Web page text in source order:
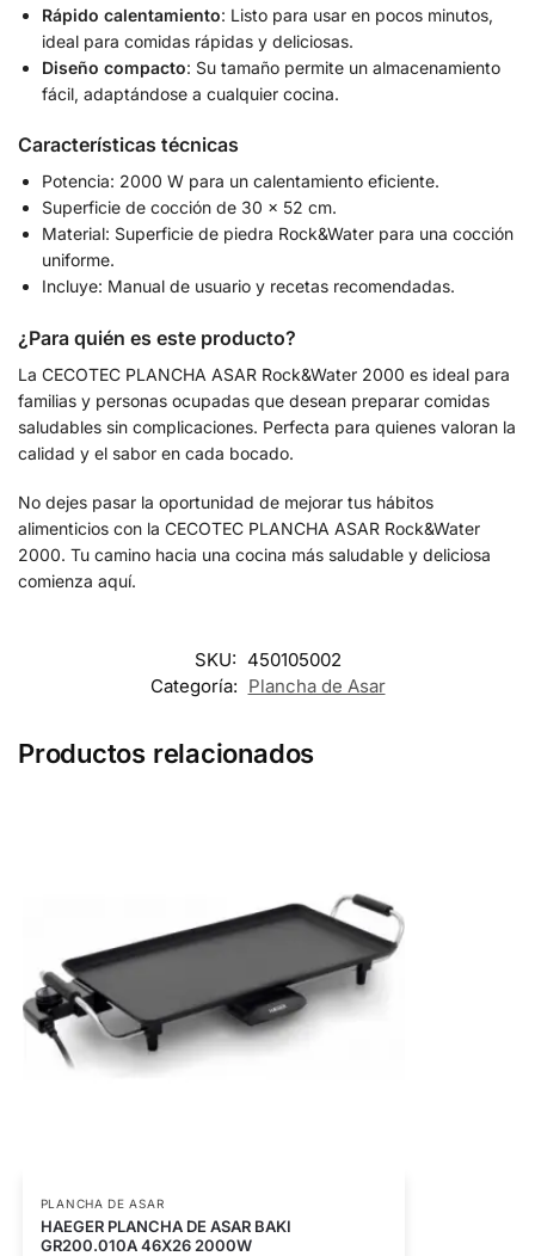
Rápido calentamiento: Listo para usar en pocos minutos,
ideal para comidas rápidas y deliciosas.
Diseño compacto: Su tamaño permite un almacenamiento
fácil, adaptándose a cualquier cocina.
Características técnicas
Potencia: 2000 W para un calentamiento eficiente.
Superficie de cocción de 30 x 52 cm.
Material: Superficie de piedra Rock&Water para una cocción
uniforme.
Incluye: Manual de usuario y recetas recomendadas.
¿Para quién es este producto?
La CECOTEC PLANCHA ASAR Rock&Water 2000 es ideal para
familias y personas ocupadas que desean preparar comidas
saludables sin complicaciones. Perfecta para quienes valoran la
calidad y el sabor en cada bocado.
No dejes pasar la oportunidad de mejorar tus hábitos
alimenticios con la CECOTEC PLANCHA ASAR Rock&Water
2000. Tu camino hacia una cocina más saludable y deliciosa
comienza aquí.
SKU: 450105002
Categoría: Plancha de Asar
Productos relacionados
PLANCHA DE ASAR
HAEGER PLANCHA DE ASAR BAKI
GR200.010A 46X26 2000W